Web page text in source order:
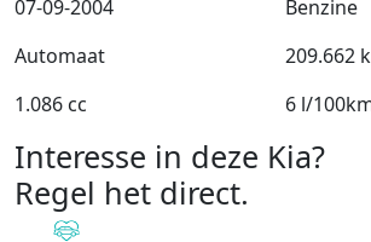
07-09-2004
Benzine
Automaat
209.662
1.086 cc
6 l/
Interesse in deze Kia?
Regel het direct.